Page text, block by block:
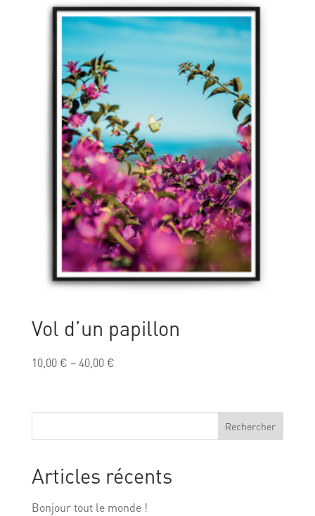
Vol d’un papillon
10,00€ –40,00€
Rechercher
Articles récents
Bonjour tout le monde !